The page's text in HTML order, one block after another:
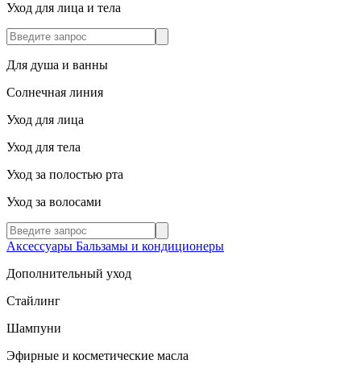
Уход для лица и тела
Для душа и ванны
Солнечная линия
Уход для лица
Уход для тела
Уход за полостью рта
Уход за волосами
Аксессуары Бальзамы и кондиционеры
Дополнительный уход
Стайлинг
Шампуни
Эфирные и косметические масла